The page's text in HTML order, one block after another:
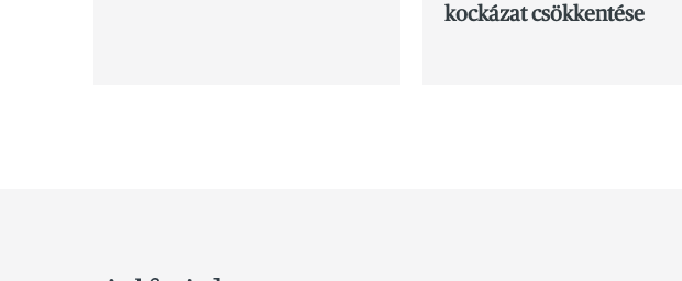
kockázat csökkentése